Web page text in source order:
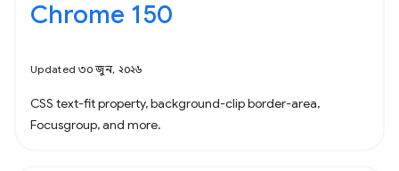
Chrome 150
Updated ৩০ জুন, ২০২৬
CSS text-fit property, background-clip border-area,
Focusgroup, and more.